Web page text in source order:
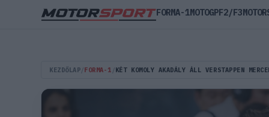
KEZDŐLAP FORMA-1 KÉT KOMOLY AKADÁLY ÁLL VERSTAPPEN
FORMA-1MOTOGPF2/F3